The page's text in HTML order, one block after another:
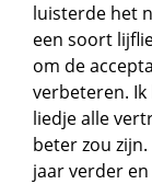
luisterde het
een soort
om de
verbeteren.
liedje alle
beter zou
jaar verder